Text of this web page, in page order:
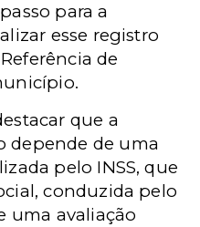
para a
esse registro
de
que a
depende de uma
pelo INSS, que
conduzida pelo
uma avaliação